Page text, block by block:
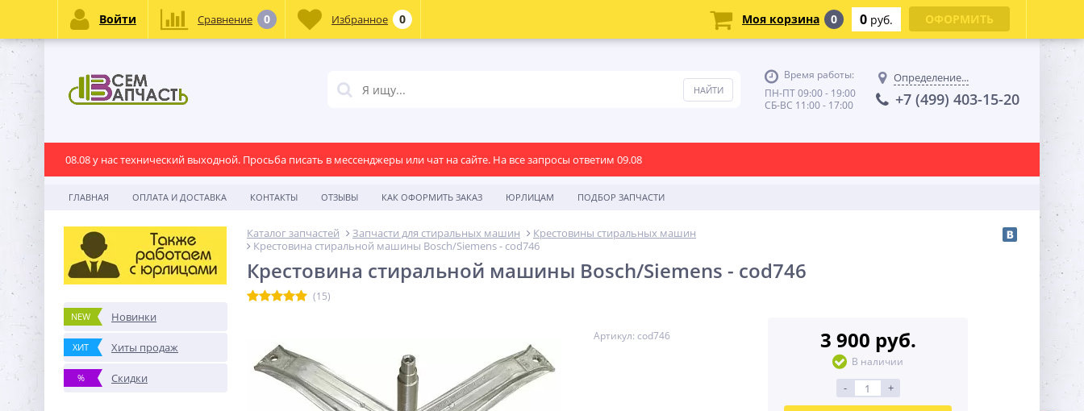
Время работы:
ПН-ПТ 09:00 - 19:00
СБ-ВС 11:00 - 17:00
Определение...
+7 (499) 403-15-20
08.08 у нас технический выходной. Просьба писать в мессенджеры или чат на сайте. На все запросы ответим 09.08
ГЛАВНАЯ ОПЛАТА И ДОСТАВКА КОНТАКТЫ ОТЗЫВЫ КАК ОФОРМИТЬ ЗАКАЗ ЮРЛИЦАМ ПОДБОР ЗАПЧАСТИ
NEW Новинки
ХИТ Хиты продаж
% Скидки
Каталог запчастей Запчасти для стиральных машин
Крестовины стиральных машин
Крестовина стиральной машины Bosch/Siemens - cod746
Крестовина стиральной машины Bosch/Siemens - cod746
(15)
Артикул: cod746 3 900 руб.
В наличии
- +
Войти Сравнение 0 Избранное 0 Моя корзина 0 0 руб. ОФОРМИТЬ